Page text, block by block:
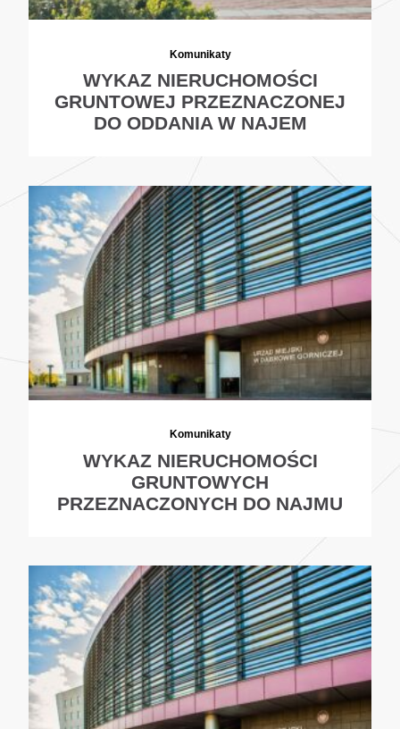
Komunikaty
WYKAZ NIERUCHOMOŚCI
GRUNTOWEJ PRZEZNACZONEJ
DO ODDANIA W NAJEM
Komunikaty
WYKAZ NIERUCHOMOŚCI
GRUNTOWYCH
PRZEZNACZONYCH DO NAJMU